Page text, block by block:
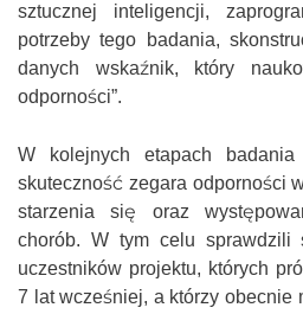
sztucznej inteligencji,
potrzeby tego badania,
danych wskaźnik, który
odporności”.
W kolejnych etapach badania
skuteczność zegara odporności
starzenia się oraz
chorób. W tym celu sprawdzili
uczestników projektu, których
7 lat wcześniej, a którzy obecnie